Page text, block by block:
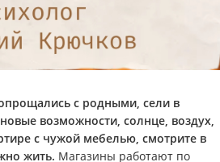
с родными, сели в
возможности, солнце, воздух,
с чужой мебелью, смотрите в
жить. Магазины работают по